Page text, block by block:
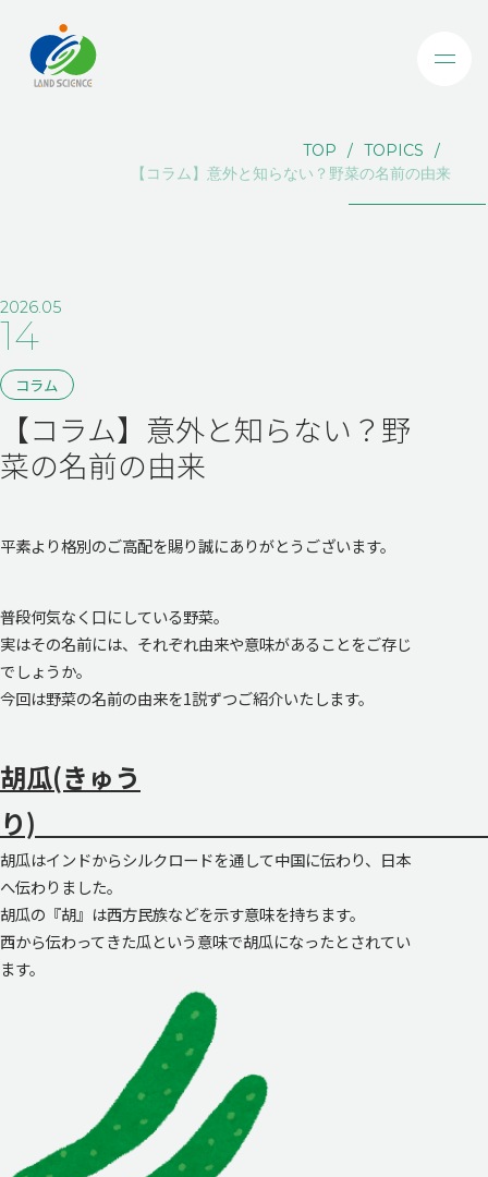
TOP
TOPICS
【コラム】意外と知らない？野菜の名前の由来
2026.05
14
コラム
【コラム】意外と知らない？野
菜の名前の由来
平素より格別のご高配を賜り誠にありがとうございます。
普段何気なく口にしている野菜。
実はその名前には、それぞれ由来や意味があることをご存じ
でしょうか。
今回は野菜の名前の由来を1説ずつご紹介いたします。
胡瓜(きゅう
り
胡瓜はインドからシルクロードを通して中国に伝わり、日本
へ伝わりました。
胡瓜の『胡』は西方民族などを示す意味を持ちます。
西から伝わってきた瓜という意味で胡瓜になったとされてい
ます。